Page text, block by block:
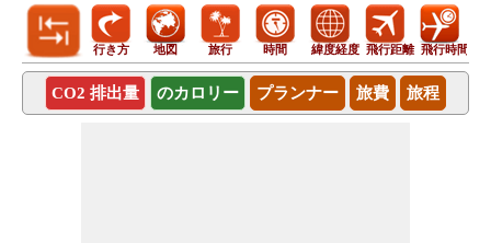
行き方 地図 旅行 時間 緯度経度 飛行距離 飛行時間
CO2 排出量 のカロリー プランナー 旅費 旅程